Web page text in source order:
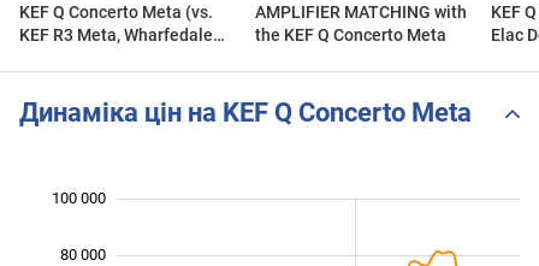
KEF Q Concerto Meta (vs.
KEF R3 Meta, Wharfedale
AMPLIFIER MATCHING with
the KEF Q Concerto Meta
KEF
Elac
Динаміка цін на KEF Q Concerto Meta
80 000
100 000